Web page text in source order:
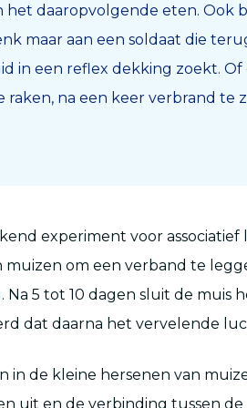
daaropvolgende eten. Ook
maar aan een soldaat die
in een reflex dekking zoekt.
na een keer verbrand te
experiment voor
om een verband te
5 tot 10 dagen sluit de muis
dat daarna het vervelende
in de kleine hersenen van
uit en de verbinding tussen